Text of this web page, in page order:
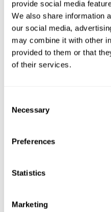
provide social media
We also share information
our social media,
may combine it with other
provided to them or that
of their services.
Selection
Necessary
Preferences
Statistics
Marketing
У комплекті є необхідні
під'єднання до системи
MS522 – лещата
Дозволяють швидко і
розподільником. Робочий
MS521 – механізм для
Розроблений і
корпусу, залипання